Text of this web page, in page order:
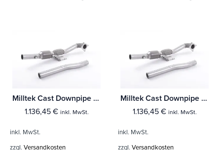
Milltek Cast Downpipe with HJS High Flow Sports Cat Seat Leon Cupra K1
1.136,45 € inkl. MwSt.
inkl. MwSt.
zzgl. Versandkosten
Milltek Cast Downpipe with HJS High Flow Sports Cat Seat Leon Cupra 2.0T FSI 240PS
1.136,45 € inkl. MwSt.
inkl. MwSt.
zzgl. Versandkosten